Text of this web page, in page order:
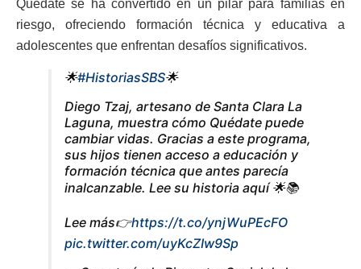
Quédate se ha convertido en un pilar para familias en
riesgo, ofreciendo formación técnica y educativa a
adolescentes que enfrentan desafíos significativos.
🌟#HistoriasSBS🌟
Diego Tzaj, artesano de Santa Clara La
Laguna, muestra cómo Quédate puede
cambiar vidas. Gracias a este programa,
sus hijos tienen acceso a educación y
formación técnica que antes parecía
inalcanzable. Lee su historia aquí 🌟📚
Lee más👉https://t.co/ynjWuPEcFO
pic.twitter.com/uyKcZIw9Sp